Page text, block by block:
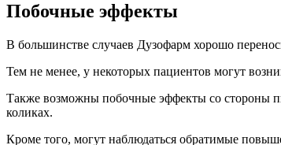
Побочные эффекты
В большинстве случаев Дузофарм хорошо
Тем не менее, у некоторых пациентов могут
Также возможны побочные эффекты со стороны
коликах.
Кроме того, могут наблюдаться обратимые